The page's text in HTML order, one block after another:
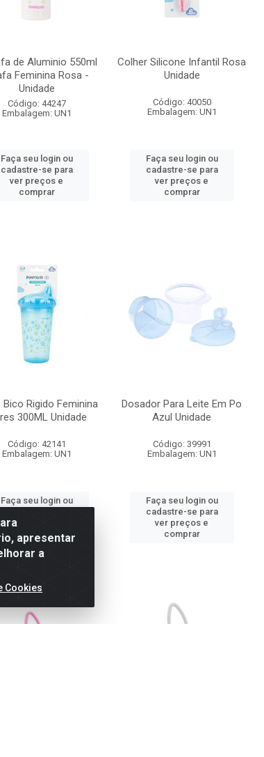
de Aluminio 550ml
Feminina Rosa -
Unidade
Código: 44247
Embalagem: UN1
Faça seu login ou
cadastre-se para
ver preços e
comprar
Colher Silicone Infantil Rosa
Unidade
Código: 40050
Embalagem: UN1
Faça seu login ou
cadastre-se para
ver preços e
comprar
Bico Rigido Feminina
300ML Unidade
Código: 42141
Embalagem: UN1
Faça seu login ou
ver preços e
comprar
Dosador Para Leite Em Po
Azul Unidade
Código: 39991
Embalagem: UN1
Faça seu login ou
cadastre-se para
ver preços e
comprar
apresentar
a
Cookies